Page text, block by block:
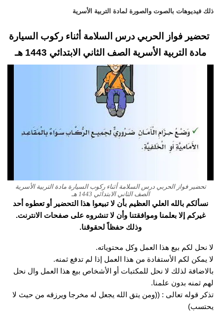
ذلك فيديوهات بالصوت والصورة لمادة التربية الأسرية
تحضير فواز الحربي درس السلامة أثناء ركوب السيارة
مادة التربية الأسرية الصف الثاني الابتدائي 1443 هـ
تحضير فواز الحربي درس السلامة أثناء ركوب السيارة مادة التربية الأسرية
الصف الثاني الابتدائي 1443 هـ
نسألكم بالله العلي العظيم بأن لا تبيعوا هذا التحضير أو تعطوه أحد
غيركم إلا بعلمنا وموافقتنا وأن لا تنشروه على صفحات الانترنت.
وذلك حفظاً لحقوقنا.
لا نحل لكم بيع هذا العمل وكل محتوياته.
لا يمكن لكم الأستفادة من هذا العمل إذا لم تدفع ثمنه.
بالاضافة لذلك لا نحل للمكتبات أو الأشخاص بيع هذا العمل وال نحل
لهم ثمنه بدون علمنا.
تذكر قوله تعالى : ((ومن يتق الله يجعل له مخرجا ويرزقه من حيث لا
يحتسب)